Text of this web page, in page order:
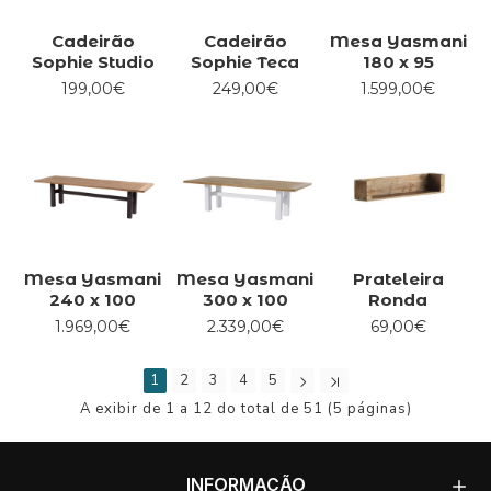
Cadeirão
Sophie Studio
199,00€
Cadeirão
Sophie Teca
249,00€
Mesa Yasmani
180 x 95
1.599,00€
Mesa Yasmani
240 x 100
1.969,00€
Mesa Yasmani
300 x 100
2.339,00€
Prateleira
Ronda
69,00€
1 2 3 4
5
A exibir de 1 a 12 do total de 51 (5 páginas)
INFORMAÇÃO